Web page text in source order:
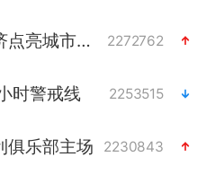
以“新”破局 首发经济点亮城市消费活力 2272762
时警戒线 2253515
俱乐部主场 2230843